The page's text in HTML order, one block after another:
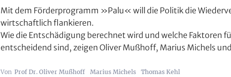
Mit dem Förderprogramm »Palu« will die Politik die
wirtschaftlich flankieren.
Wie die Entschädigung berechnet wird und welche Faktoren
entscheidend sind, zeigen Oliver Mußhoff, Marius Michels
Prof Dr. Oliver Mußhoff Marius Michels Thomas Kehl